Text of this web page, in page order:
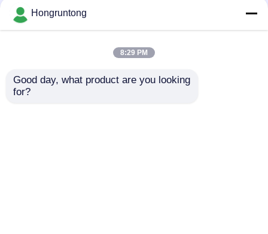
600 एच शंकु प्रभाव फेंडर
हल्के वजन टिकाऊ रबर आसान
Hongruntong
8:29 PM
Good day, what product are you looking
for?